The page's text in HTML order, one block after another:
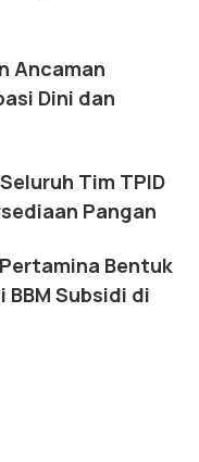
Ancaman
Dini dan
Tim TPID
Pangan
Bentuk
Subsidi di